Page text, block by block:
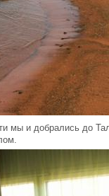
мы и добрались до